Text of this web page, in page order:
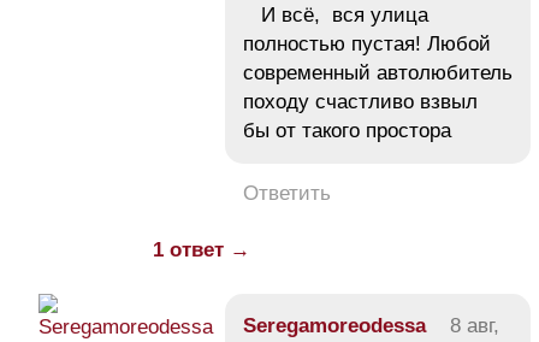
И всё, вся улица
полностью пустая! Любой
современный автолюбитель
походу счастливо взвыл
бы от такого простора
Ответить
1 ответ →
Seregamoreodessa
8 авг,